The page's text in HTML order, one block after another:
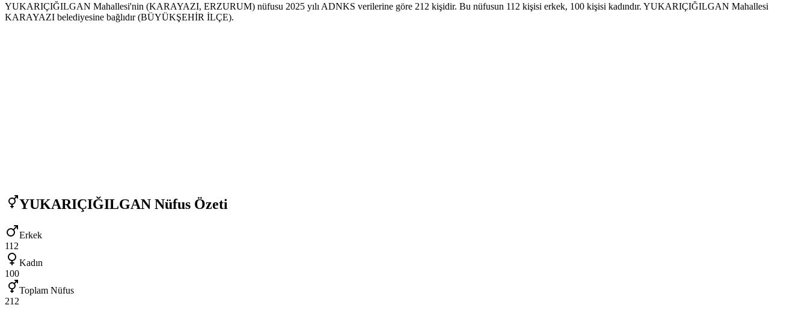
YUKARIÇIĞILGAN Mahallesi'nin (KARAYAZI, ERZURUM) nüfusu 2025 yılı ADNKS verilerine göre 212 kişidir. Bu nüfusun 112 kişisi erkek, 100 kişisi kadındır. YUKARIÇIĞILGAN Mahallesi
KARAYAZI belediyesine bağlıdır (BÜYÜKŞEHİR İLÇE).
YUKARIÇIĞILGAN Nüfus Özeti
Erkek
112
Kadın
100
Toplam Nüfus
212